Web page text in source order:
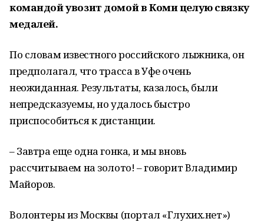
командой увозит домой в Коми целую связку
медалей.
По словам известного российского лыжника, он
предполагал, что трасса в Уфе очень
неожиданная. Результаты, казалось, были
непредсказуемы, но удалось быстро
приспособиться к дистанции.
– Завтра еще одна гонка, и мы вновь
рассчитываем на золото! – говорит Владимир
Майоров.
Волонтеры из Москвы (портал «Глухих.нет»)